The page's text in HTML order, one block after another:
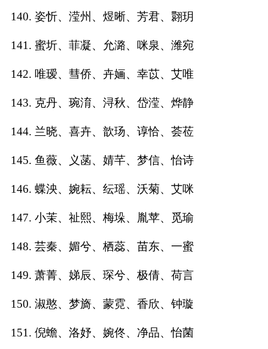
140. 姿忻、滢州、煜晰、芳君、翾玥
141. 蜜圻、菲凝、允潞、咪泉、潍宛
142. 唯瑷、彗侨、卉婳、幸苡、艾唯
143. 克丹、琬淯、浔秋、岱滢、烨静
144. 兰晓、喜卉、歆玚、谆恰、荟莅
145. 鱼薇、义菡、婧芊、梦信、怡诗
146. 蝶泱、婉耘、纭瑶、沃菊、艾咪
147. 小茉、祉熙、梅垛、胤苹、觅瑜
148. 芸秦、媚兮、栖蕊、苗东、一蜜
149. 萧菁、娣辰、琛兮、极倩、荷言
150. 淑憨、梦旖、蒙霓、香欣、钟璇
151. 倪蟾、洛妤、婉佟、净品、怡菌